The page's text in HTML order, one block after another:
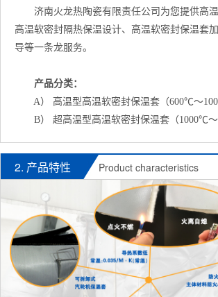
济南火龙热陶瓷有限责任公司为您提供高温
高温软密封隔热保温设计、高温软密封保温套
导等一条龙服务。
产品分类：
A） 高温型高温软密封保温套（600℃～
B） 超高温型高温软密封保温套（1000℃～
2. 产品特性 Product characteristics